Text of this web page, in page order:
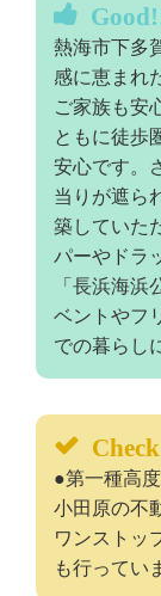
熱海市下多
感に恵まれ
ご家族も安
ともに徒歩
安心です。
当りが遮ら
築していた
パーやドラ
「長浜海
ベントやフ
での暮らし
Check
●第一種高
小田原の不
ワンストッ
も行って